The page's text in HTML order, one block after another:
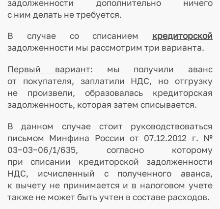
задолженности дополнительно ничего
с ним делать не требуется.
В случае со списанием
кредиторской
задолженности мы рассмотрим три варианта.
Первый вариант: мы получили аванс
от покупателя, заплатили НДС, но отгрузку
не произвели, образовалась кредиторская
задолженность, которая затем списывается.
В данном случае стоит руководствоваться
письмом Минфина России от 07.12.2012 г. №
03−03−06/1/635, согласно которому
при списании кредиторской задолженности
НДС, исчисленный с полученного аванса,
к вычету не принимается и в налоговом учете
также не может быть учтен в составе расходов.